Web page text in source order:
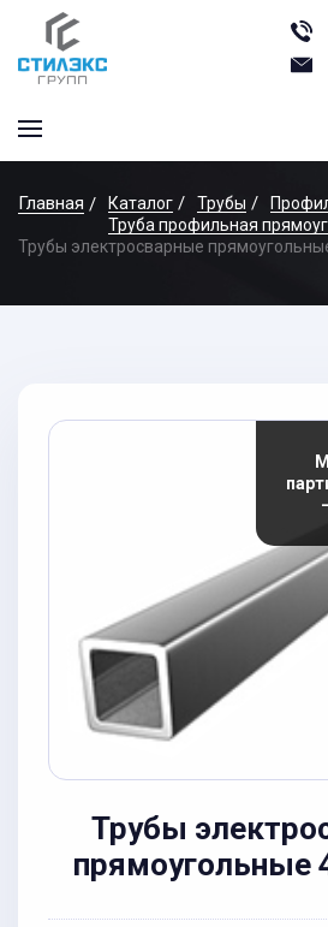
Главная Каталог Трубы
Труба профильная
Трубы электросварные
Трубы
прямоугольные